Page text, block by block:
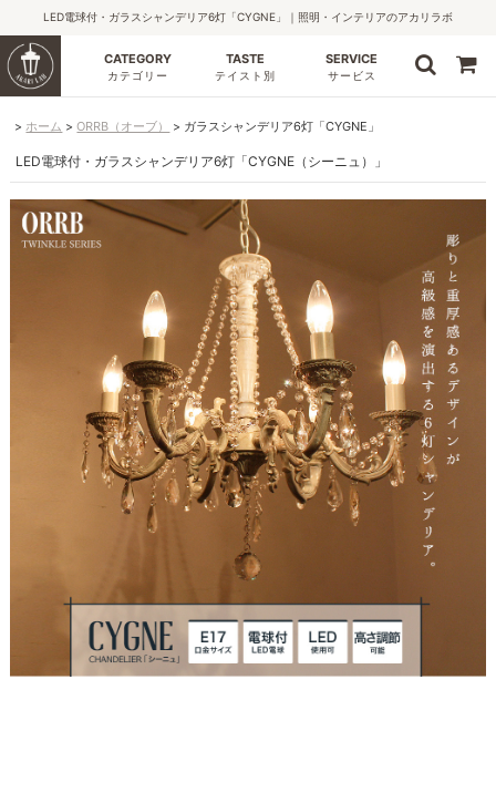
LED電球付・ガラスシャンデリア6灯「CYGNE」｜照明・インテリアのアカリラボ
CATEGORY
カテゴリー
TASTE
テイスト別
SERVICE
サービス
ホーム ORRB（オーブ） ガラスシャンデリア6灯「CYGNE」
LED電球付・ガラスシャンデリア6灯「CYGNE（シーニュ）」